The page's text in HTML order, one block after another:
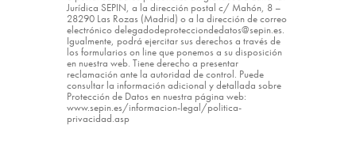
Jurídica SEPIN, a la dirección postal c/ Mahón, 8 –
28290 Las Rozas (Madrid) o a la dirección de correo
electrónico delegadodeprotecciondedatos@sepin.es.
Igualmente, podrá ejercitar sus derechos a través de
los formularios on line que ponemos a su disposición
en nuestra web. Tiene derecho a presentar
reclamación ante la autoridad de control. Puede
consultar la información adicional y detallada sobre
Protección de Datos en nuestra página web:
www.sepin.es/informacion-legal/politica-
privacidad.asp